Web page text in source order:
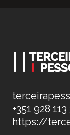
+351 928
https://